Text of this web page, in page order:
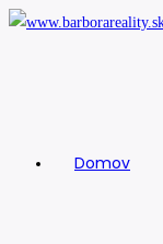
Skip
Domov